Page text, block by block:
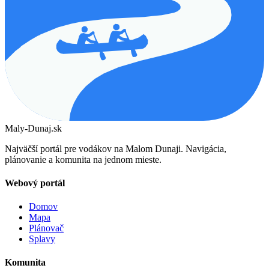
Maly-Dunaj.sk
Najväčší portál pre vodákov na Malom Dunaji. Navigácia,
plánovanie a komunita na jednom mieste.
Webový portál
Domov
Mapa
Plánovač
Splavy
Komunita